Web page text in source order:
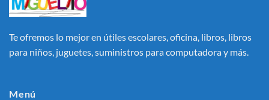
Te ofremos lo mejor en útiles escolares, oficina, libros, libros
para niños, juguetes, suministros para computadora y más.
Menú